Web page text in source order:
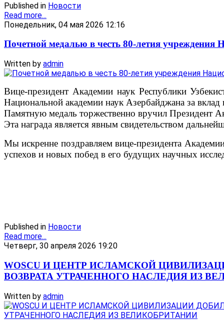
Published in Новости
Read more...
Понедельник, 04 мая 2026 12:16
Почетной медалью в честь 80-летия
Written by admin
Вице-президент Академии наук Республики
Национальной академии наук Азербайджана за
Памятную медаль торжественно вручил Президент
Эта награда является явным свидетельством
Мы искренне поздравляем вице-президента
успехов и новых побед в его будущих научных
Published in Новости
Read more...
Четверг, 30 апреля 2026 19:20
WOSCU И ЦЕНТР ИСЛАМСКОЙ
ВОЗВРАТА УТРАЧЕННОГО НАСЛЕДИЯ ИЗ
Written by admin